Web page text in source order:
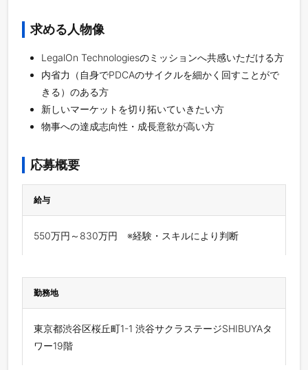
求める人物像
LegalOn Technologiesのミッションへ共感いただける方
内省力（自身でPDCAのサイクルを細かく回すことがで
きる）のある方
新しいマーケットを切り拓いていきたい方
物事への達成志向性・成長意欲が高い方
応募概要
給与
550万円～830万円 ※経験・スキルにより判断
勤務地
東京都渋谷区桜丘町1-1 渋谷サクラステージSHIBUYAタ
ワー19階